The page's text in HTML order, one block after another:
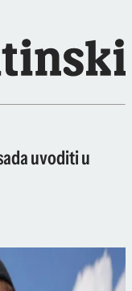
uvoditi u